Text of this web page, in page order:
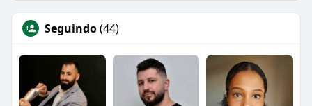
Seguindo(44)